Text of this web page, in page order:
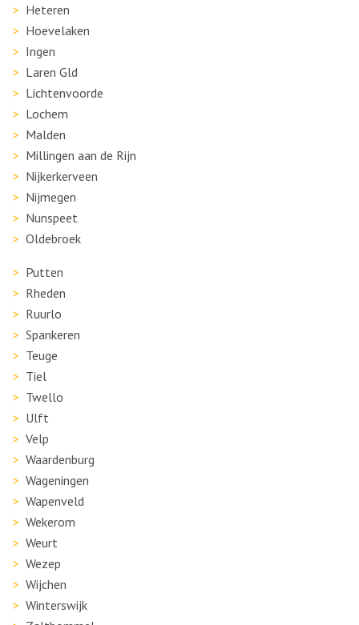
Heteren
Hoevelaken
Ingen
Laren Gld
Lichtenvoorde
Lochem
Malden
Millingen aan de Rijn
Nijkerkerveen
Nijmegen
Nunspeet
Oldebroek
Putten
Rheden
Ruurlo
Spankeren
Teuge
Tiel
Twello
Ulft
Velp
Waardenburg
Wageningen
Wapenveld
Wekerom
Weurt
Wezep
Wijchen
Winterswijk